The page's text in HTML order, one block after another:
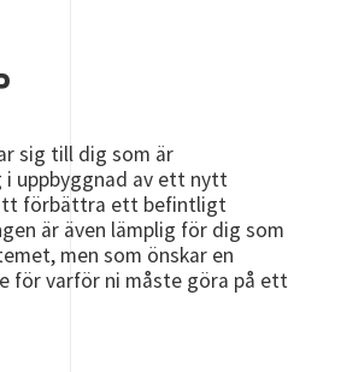
sig till dig som är
uppbyggnad av ett nytt
förbättra ett befintligt
är även lämplig för dig som
men som önskar en
för varför ni måste göra på ett